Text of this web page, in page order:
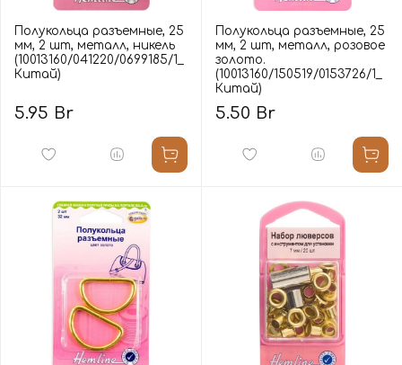
Полукольца разъемные, 25
мм, 2 шт, металл, никель
(10013160/041220/0699185/1_
Китай)
5.95 Br
Полукольца разъемные, 25
мм, 2 шт, металл, розовое
золото.
(10013160/150519/0153726/1_
Китай)
5.50 Br